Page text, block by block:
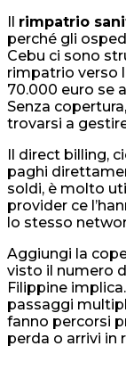
Il rimpatrio
perché gli
Cebu ci sono
rimpatrio verso
70.000 euro se
Senza
trovarsi a
Il direct billing,
paghi
soldi, è molto
provider ce
lo stesso
Aggiungi la
visto il numero
Filippine
passaggi
fanno percorsi
perda o arrivi in